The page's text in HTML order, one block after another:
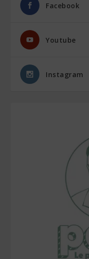
Facebook
Youtube
Instagram